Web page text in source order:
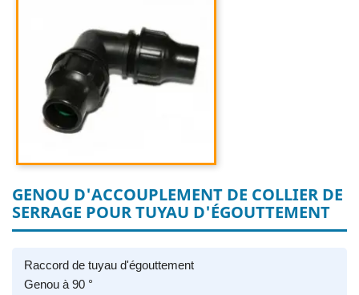
GENOU D'ACCOUPLEMENT DE COLLIER DE
SERRAGE POUR TUYAU D'ÉGOUTTEMENT
Raccord de tuyau d'égouttement
Genou à 90 °